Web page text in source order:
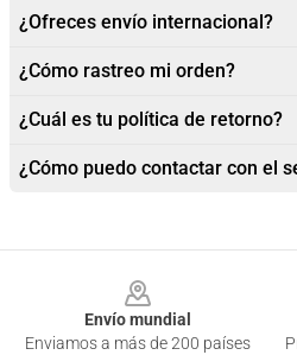
¿Ofreces envío internacional?
¿Cómo rastreo mi orden?
¿Cuál es tu política de retorno?
¿Cómo puedo contactar con el
Envío mundial
Enviamos a más de 200 países